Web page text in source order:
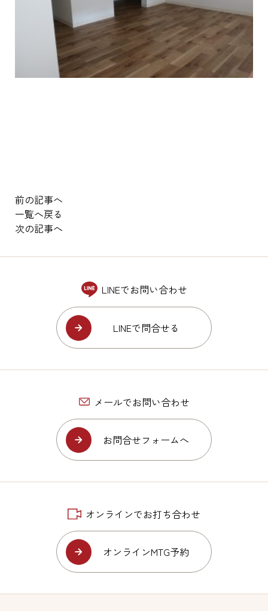
前の記事へ
一覧へ戻る
次の記事へ
LINEでお問い合わせ
LINEで問合せる
メールでお問い合わせ
お問合せフォームへ
オンラインでお打ち合わせ
オンラインMTG予約